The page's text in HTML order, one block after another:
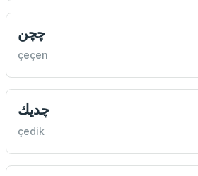
چچن
çeçen
چديك
çedik